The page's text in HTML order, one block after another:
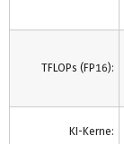
TFLOPs (FP16):
KI-Kerne: